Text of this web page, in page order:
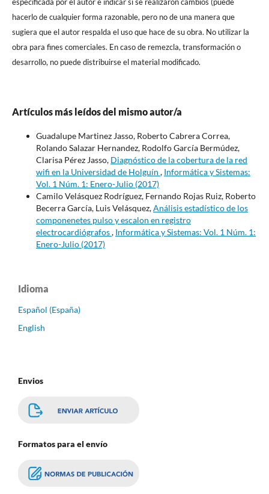
hacerlo de cualquier forma razonable, pero no de una manera que
sugiera que el autor respalda el uso que hace de su obra. No utilizar la
obra para fines comerciales. En caso de remezcla, transformación o
desarrollo, no puede distribuirse el material modificado.
Artículos más leídos del mismo autor/a
Guadalupe Martinez Jasso, Roberto Cabrera Correa,
Rolando Salazar Hernandez, Rodolfo García Bermúdez,
Clarisa Pérez Jasso, Diagnóstico de la cobertura de la red
wifi en la Universidad de Holguín , Informática y Sistemas:
Vol. 1 Núm. 1: Enero-Julio (2017)
Camilo Velásquez Rodríguez, Fernando Rojas Ruiz, Roberto
Becerra García, Luis Velásquez,Análisis estadístico de los
componenetes pulso y escalon en registro
electrocardiógrafos, Informática y Sistemas: Vol. 1 Núm. 1:
Enero-Julio (2017)
Idioma
Español (España)
English
Envios
Formatos para el envío